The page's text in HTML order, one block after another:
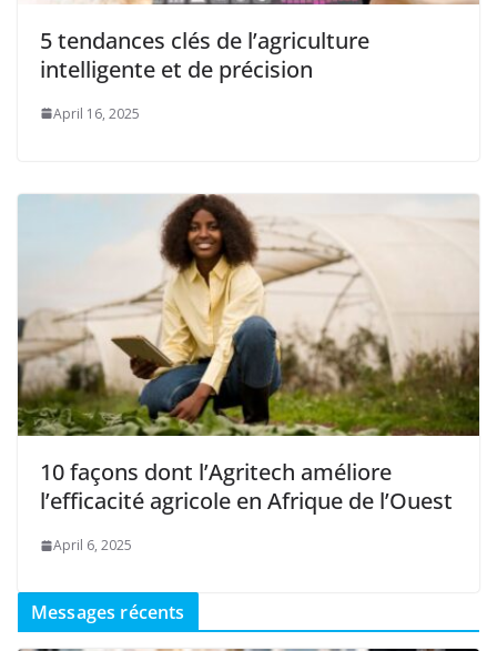
5 tendances clés de l’agriculture
intelligente et de précision
April 16, 2025
10 façons dont l’Agritech améliore
l’efficacité agricole en Afrique de l’Ouest
April 6, 2025
Messages récents